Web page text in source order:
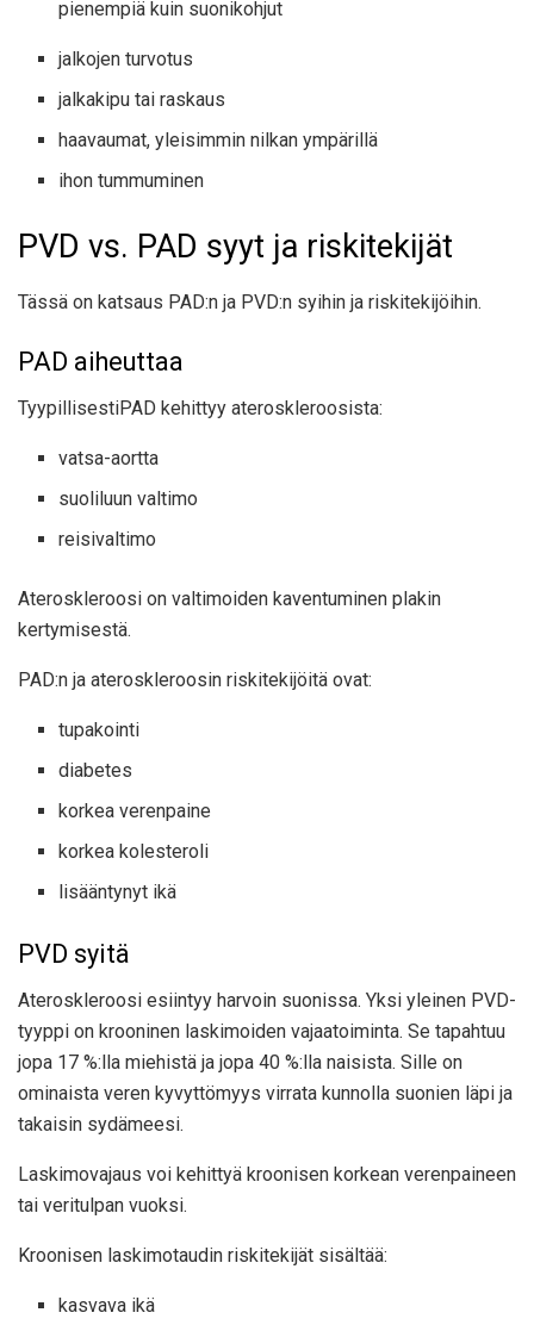
pienempiä kuin suonikohjut
jalkojen turvotus
jalkakipu tai raskaus
haavaumat,yleisimmin nilkan ympärillä
ihon tummuminen
PVD vs. PAD syyt ja riskitekijät
Tässä on katsaus PAD:n ja PVD:n syihin ja riskitekijöihin.
PAD aiheuttaa
TyypillisestiPAD kehittyy ateroskleroosista:
vatsa-aortta
suoliluun valtimo
reisivaltimo
Ateroskleroosi on valtimoiden kaventuminen plakin
kertymisestä.
PAD:n ja ateroskleroosin riskitekijöitä ovat:
tupakointi
diabetes
korkea verenpaine
korkea kolesteroli
lisääntynyt ikä
PVD syitä
Ateroskleroosi esiintyy harvoin suonissa. Yksi yleinen PVD-
tyyppi on krooninen laskimoiden vajaatoiminta. Se tapahtuu
jopa 17 %:lla miehistä ja jopa 40 %:lla naisista. Sille on
ominaista veren kyvyttömyys virrata kunnolla suonien läpi ja
takaisin sydämeesi.
Laskimovajaus voi kehittyä kroonisen korkean verenpaineen
tai veritulpan vuoksi.
Kroonisen laskimotaudin riskitekijät sisältää:
kasvava ikä